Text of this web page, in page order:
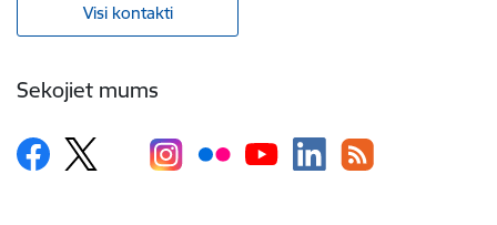
Visi kontakti
Sekojiet mums